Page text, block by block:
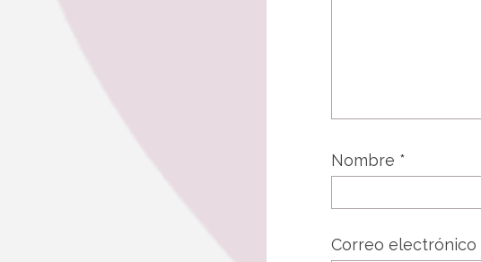
Nombre *
Correo electrónico